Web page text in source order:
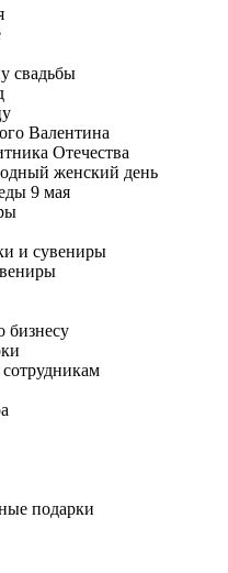
свадьбы
Валентина
Отечества
женский день
9 мая
и сувениры
бизнесу
подарки